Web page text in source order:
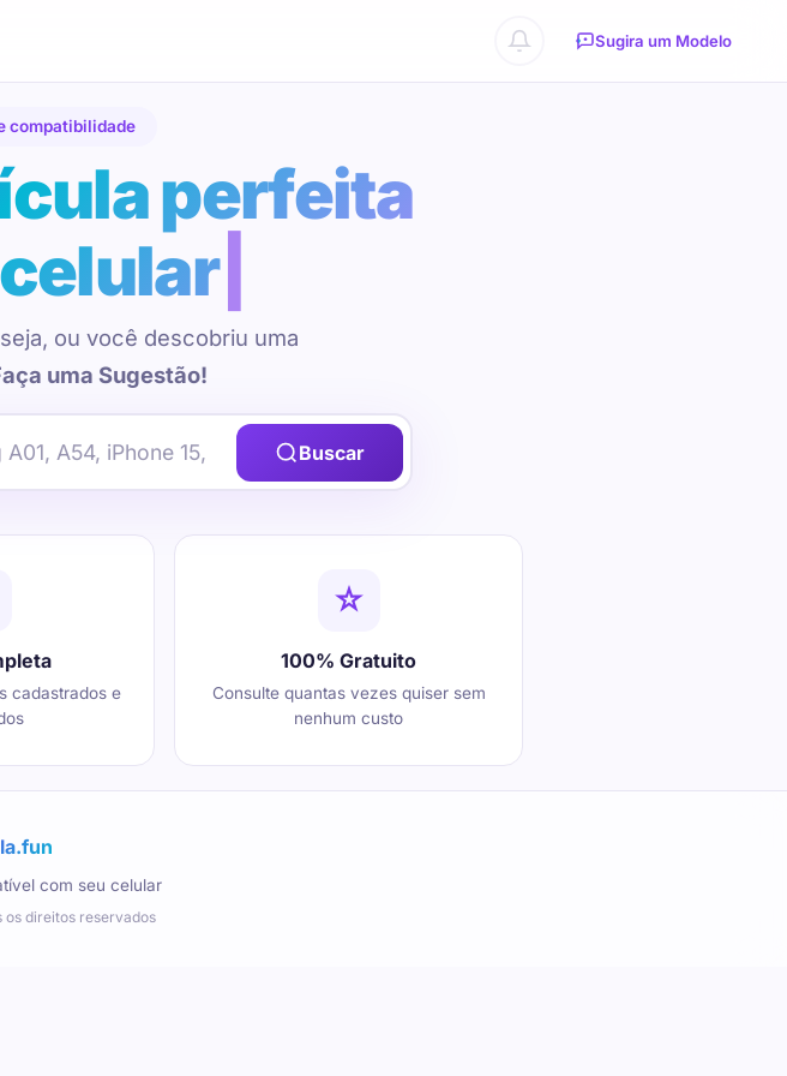
Sugira um Modelo
compatibilidade
perfeita
ou você descobriu uma
uma Sugestão!
Buscar
cadastrados e
100% Gratuito
Consulte quantas vezes quiser sem
nenhum custo
com seu celular
direitos reservados